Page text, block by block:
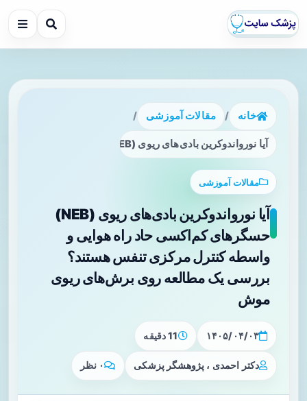
خانه / مقالات آموزشی /
آیا نورواندوکرین بادی‌های ریوی (NEB) حسگرهای کم‌اکسی حاد راه هوایی و واسطه کنترل مرکزی تنفس هستند؟ بررسی یک مطالعه روی برش‌های ریوی موش
مقالات آموزشی
آیا نورواندوکرین بادی‌های ریوی (NEB)
حسگرهای کم‌اکسی حاد راه هوایی و
واسطه کنترل مرکزی تنفس هستند؟
بررسی یک مطالعه روی برش‌های ریوی
موش
۱۴۰۵/۰۴/۰۳ 11 دقیقه
دکتر احمدی ، پژوهشگر پزشکی ۰ نظر